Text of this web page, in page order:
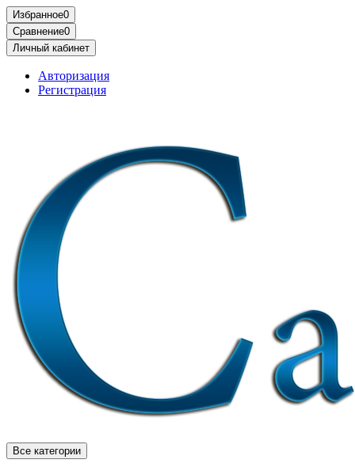
Избранное0
Сравнение0
Личный кабинет
Авторизация
Регистрация
Все категории